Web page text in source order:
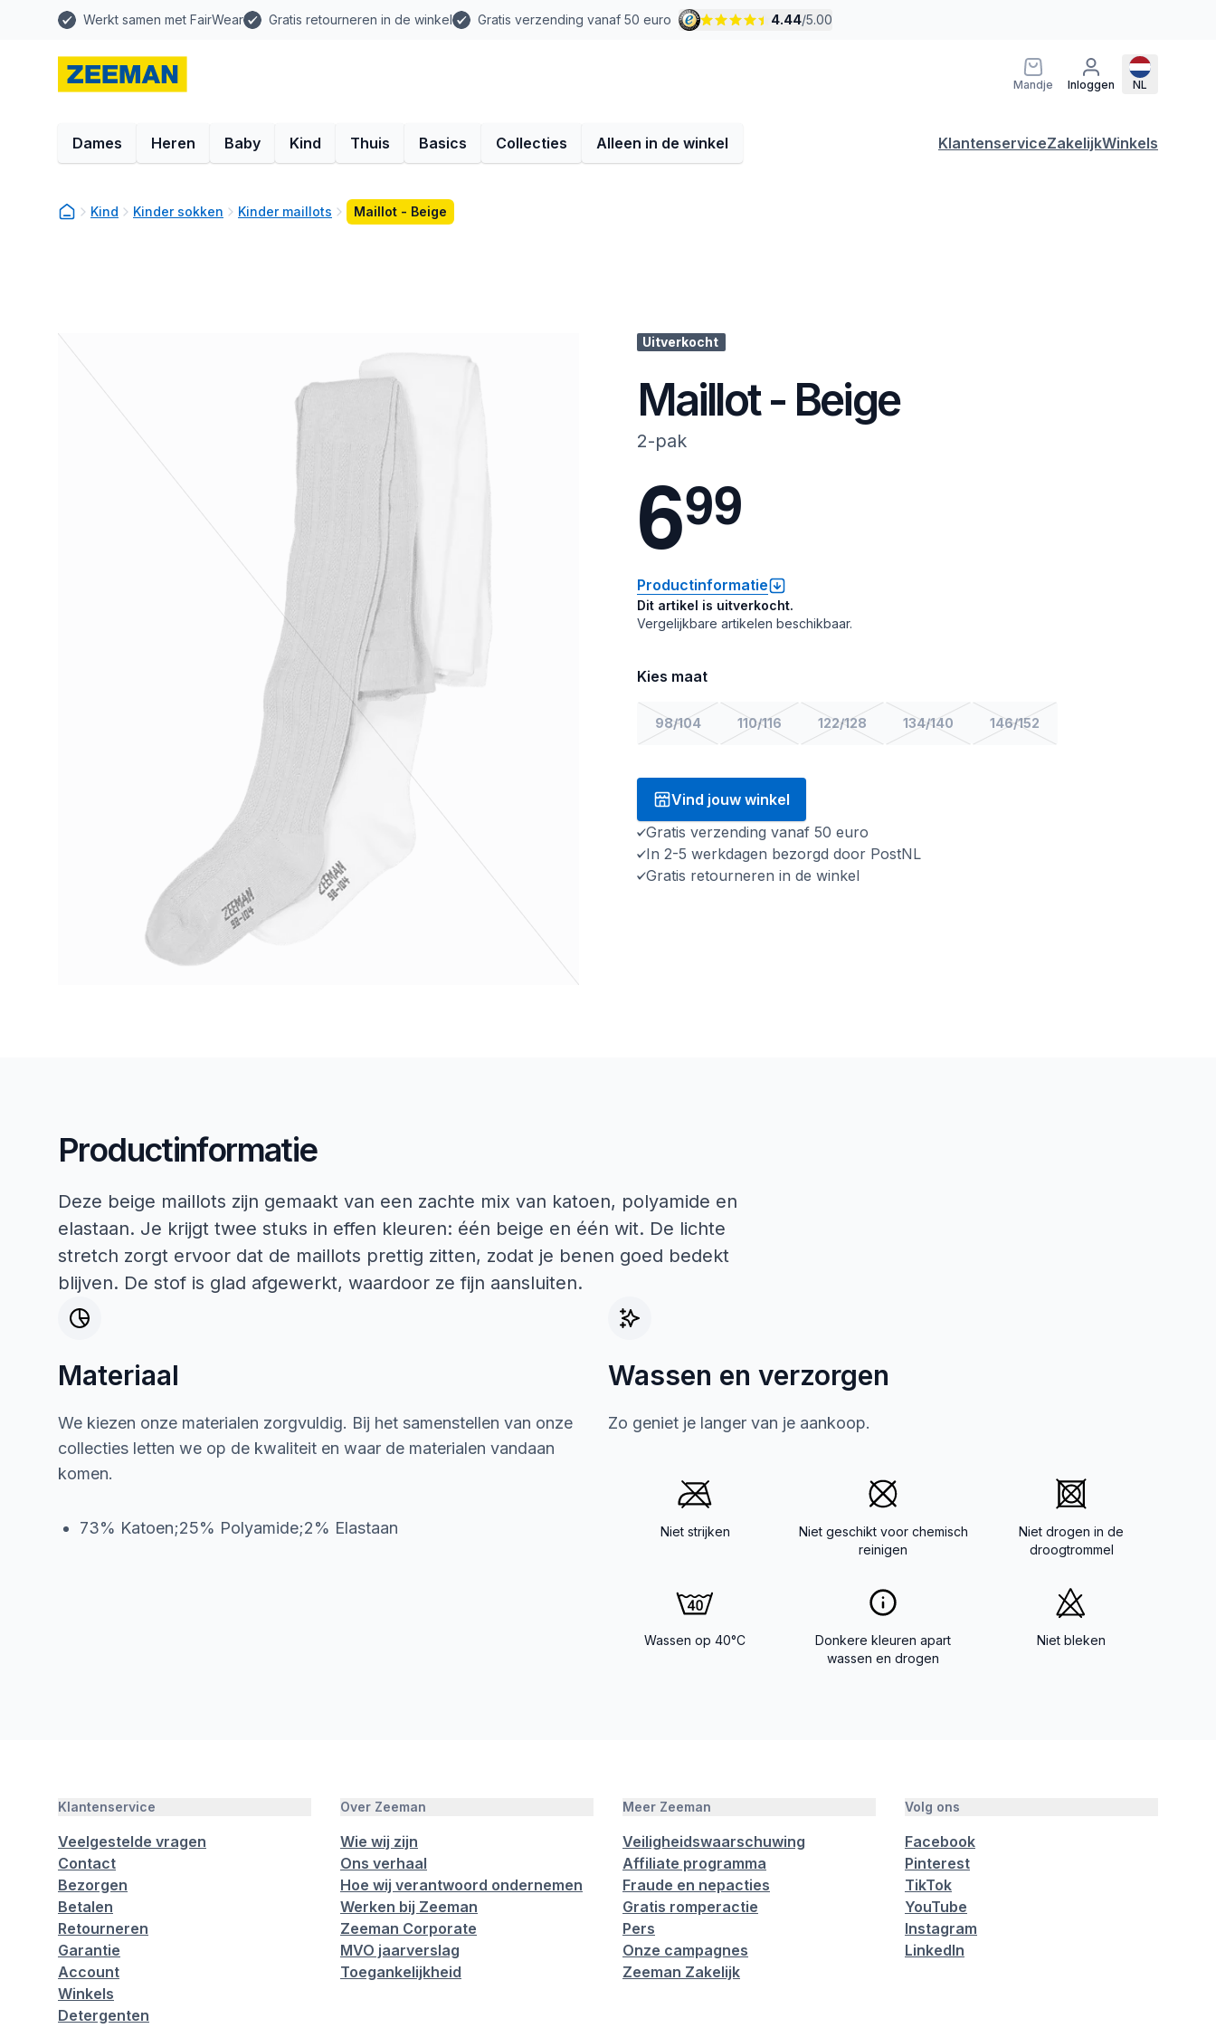
Werkt samen met FairWear Gratis retourneren in de winkel Gratis verzending vanaf 50 euro 4.44/5.00
Mandje Inloggen NL
Dames Heren Baby Kind Thuis Basics Collecties Alleen in de winkel KlantenserviceZakelijkWinkels
Kind Kinder sokken Kinder maillots Maillot - Beige
Uitverkocht
Maillot - Beige
2-pak
699
Productinformatie
Dit artikel is uitverkocht.
Vergelijkbare artikelen beschikbaar.
Kies maat
98/104 110/116 122/128 134/140 146/152
Vind jouw winkel
Gratis verzending vanaf 50 euro
In 2-5 werkdagen bezorgd door PostNL
Gratis retourneren in de winkel
Productinformatie
Deze beige maillots zijn gemaakt van een zachte mix van katoen, polyamide en
elastaan. Je krijgt twee stuks in effen kleuren: één beige en één wit. De lichte
stretch zorgt ervoor dat de maillots prettig zitten, zodat je benen goed bedekt
blijven. De stof is glad afgewerkt, waardoor ze fijn aansluiten.
Materiaal
We kiezen onze materialen zorgvuldig. Bij het samenstellen van onze
collecties letten we op de kwaliteit en waar de materialen vandaan
komen.
73% Katoen;25% Polyamide;2% Elastaan
Wassen en verzorgen
Zo geniet je langer van je aankoop.
Niet strijken
Niet geschikt voor chemisch
reinigen
Niet drogen in de
droogtrommel
Wassen op 40°C
Donkere kleuren apart
wassen en drogen
Niet bleken
Klantenservice
Veelgestelde vragen
Contact
Bezorgen
Betalen
Retourneren
Garantie
Account
Winkels
Detergenten
Over Zeeman
Wie wij zijn
Ons verhaal
Hoe wij verantwoord ondernemen
Werken bij Zeeman
Zeeman Corporate
MVO jaarverslag
Toegankelijkheid
Meer Zeeman
Veiligheidswaarschuwing
Affiliate programma
Fraude en nepacties
Gratis romperactie
Pers
Onze campagnes
Zeeman Zakelijk
Volg ons
Facebook
Pinterest
TikTok
YouTube
Instagram
LinkedIn